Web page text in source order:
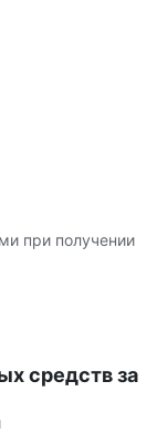
при получении
средств за